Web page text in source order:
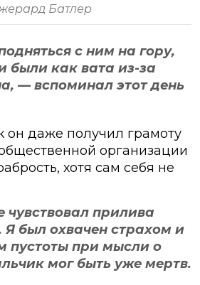
Батлер
с ним на гору,
были как вата из-за
— вспоминал этот день
он даже получил грамоту
организации
хотя сам себя не
чувствовал прилива
Я был охвачен страхом и
пустоты при мысли о
мог быть уже мертв.